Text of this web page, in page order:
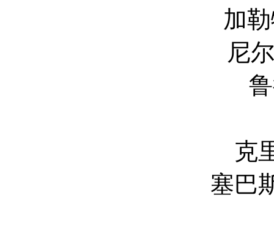
加勒特·莫
尼尔·汉博
鲁德·哈
克里斯·埃
塞巴斯蒂安·